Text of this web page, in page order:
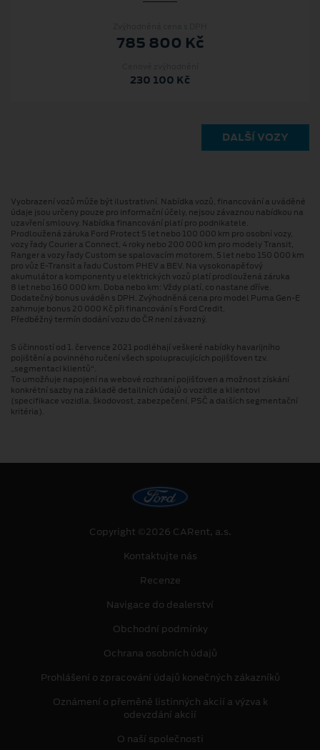
785 800 Kč
230 100 Kč
DALŠÍ VOZY
Vyobrazení vozů může být ilustrativní. Nabídka vozů, financování a uváděné
údaje jsou určeny pouze pro informační účely, nejsou závaznou nabídkou na
uzavření smlouvy. Nabídka financování platí pro podnikatele.
Prodloužená záruka Ford Protect 5 let nebo 100 000 km pro osobní vozy,
vozy řady Courier a Connect, 4 roky nebo 200 000 km pro modely Transit,
Ranger a vozy řady Custom se spalovacím motorem, 5 let nebo 150 000 km
pro vůz E-Transit a řadu Custom PHEV a BEV. Na vysokonapěťový
akumulátor a komponenty u elektrických vozů platí prodloužená záruka
8 let nebo 160 000 km. Doba nebo km: Vždy platí, co nastane dříve.
Dodatečný bonus uváděn s DPH. Zvýhodněná cena pro model Puma Gen⁠-⁠E
zahrnuje bonus 20 000 Kč při financování s Ford Credit.
Předběžný termín dodání vozu do ČR není závazný.
S účinností od 1. července 2021 podléhají veškeré nabídky havarijního
pojištění a povinného ručení všech spolupracujících pojišťoven tzv.
„segmentaci klientů“.
To umožňuje napojení na webové rozhraní pojišťoven a možnost získání
konkrétní sazby na základě detailních údajů o vozidle a klientovi
(specifikace vozidla, škodovost, zabezpečení, PSČ a dalších segmentační
kritéria).
Copyright ©2026 CARent, a.s.
Kontaktujte nás
Recenze
Navigace do dealerství
Obchodní podmínky
Ochrana osobních údajů
Prohlášení o zpracování údajů konečných zákazníků
Oznámení o přeměně listinných akcií a výzva k
odevzdání akcií
O naší společnosti